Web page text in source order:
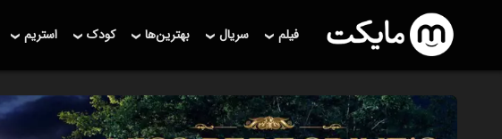
فیلم سریال بهترین‌ها کودک استریم